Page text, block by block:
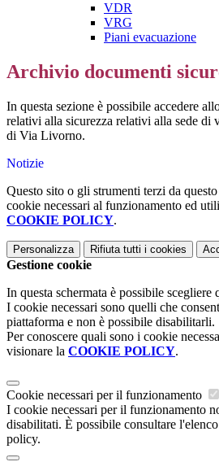
VDR
VRG
Piani evacuazione
Archivio documenti
In questa sezione è possibile accedere
relativi alla sicurezza relativi alla sede di
di Via Livorno.
Notizie
Questo sito o gli strumenti terzi da
cookie necessari al funzionamento ed
COOKIE POLICY.
Personalizza Rifiuta tutti i cookies
Gestione cookie
In questa schermata è possibile scegliere
I cookie necessari sono quelli che
piattaforma e non è possibile disabilitarli.
Per conoscere quali sono i cookie
visionare la COOKIE POLICY.
Cookie necessari per il funzionamento
I cookie necessari per il funzionamento
disabilitati. È possibile consultare
policy.